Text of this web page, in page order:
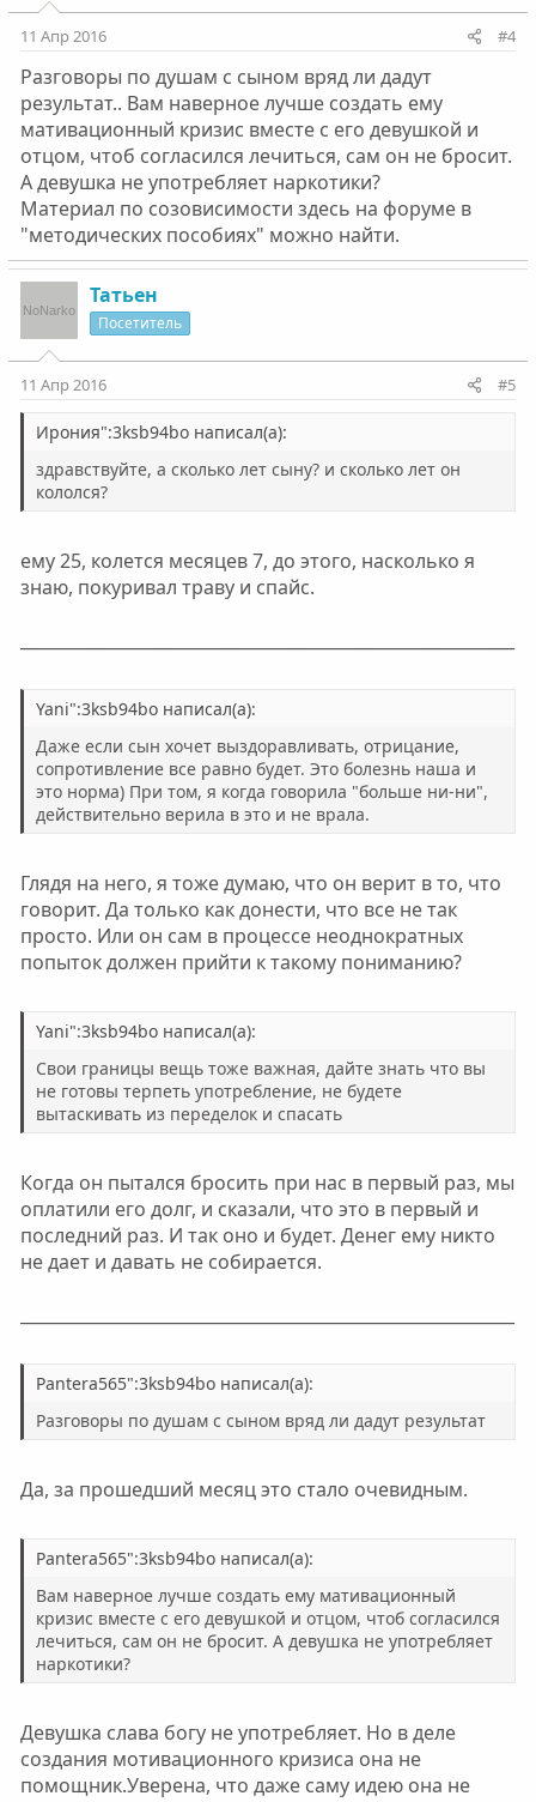
11 Апр 2016 #4
Разговоры по душам с сыном вряд ли дадут
результат.. Вам наверное лучше создать ему
мативационный кризис вместе с его девушкой и
отцом, чтоб согласился лечиться, сам он не бросит.
А девушка не употребляет наркотики?
Материал по созовисимости здесь на форуме в
"методических пособиях" можно найти.
Татьен
Посетитель
11 Апр 2016 #5
Ирония":3ksb94bo написал(а):
здравствуйте, а сколько лет сыну? и сколько лет он
кололся?
ему 25, колется месяцев 7, до этого, насколько я
знаю, покуривал траву и спайс.
Yani":3ksb94bo написал(а):
Даже если сын хочет выздоравливать, отрицание,
сопротивление все равно будет. Это болезнь наша и
это норма) При том, я когда говорила "больше ни-ни",
действительно верила в это и не врала.
Глядя на него, я тоже думаю, что он верит в то, что
говорит. Да только как донести, что все не так
просто. Или он сам в процессе неоднократных
попыток должен прийти к такому пониманию?
Yani":3ksb94bo написал(а):
Свои границы вещь тоже важная, дайте знать что вы
не готовы терпеть употребление, не будете
вытаскивать из переделок и спасать
Когда он пытался бросить при нас в первый раз, мы
оплатили его долг, и сказали, что это в первый и
последний раз. И так оно и будет. Денег ему никто
не дает и давать не собирается.
Pantera565":3ksb94bo написал(а):
Разговоры по душам с сыном вряд ли дадут результат
Да, за прошедший месяц это стало очевидным.
Pantera565":3ksb94bo написал(а):
Вам наверное лучше создать ему мативационный
кризис вместе с его девушкой и отцом, чтоб согласился
лечиться, сам он не бросит. А девушка не употребляет
наркотики?
Девушка слава богу не употребляет. Но в деле
создания мотивационного кризиса она не
помощник.Уверена, что даже саму идею она не